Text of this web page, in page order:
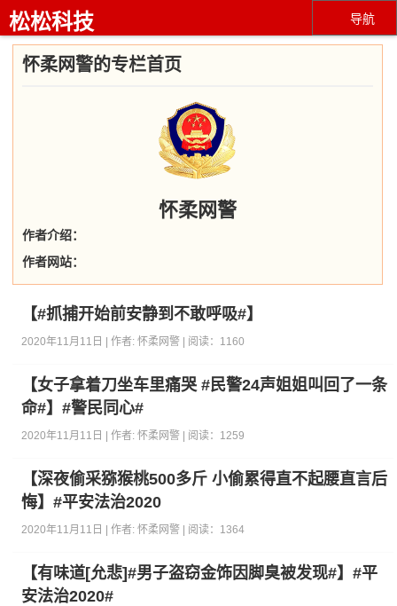
导航
松松科技
怀柔网警的专栏首页
怀柔网警
作者介绍：
作者网站：
【#抓捕开始前安静到不敢呼吸#】
2020年11月11日 | 作者:怀柔网警 | 阅读： 1160
【女子拿着刀坐车里痛哭 #民警24声姐姐叫回了一条
命#】#警民同心#
2020年11月11日 | 作者:怀柔网警 | 阅读： 1259
【深夜偷采猕猴桃500多斤 小偷累得直不起腰直言后
悔】#平安法治2020
2020年11月11日 | 作者:怀柔网警 | 阅读： 1364
【有味道[允悲]#男子盗窃金饰因脚臭被发现#】#平
安法治2020#